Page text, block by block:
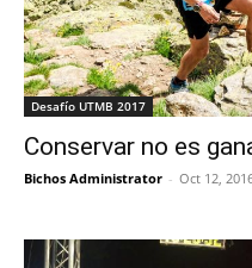
Desafío UTMB 2017
Conservar no es
Bichos Administrator - Oct 12,